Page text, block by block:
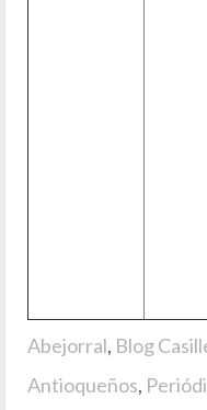
Abejorral, Blog
Antioqueños,